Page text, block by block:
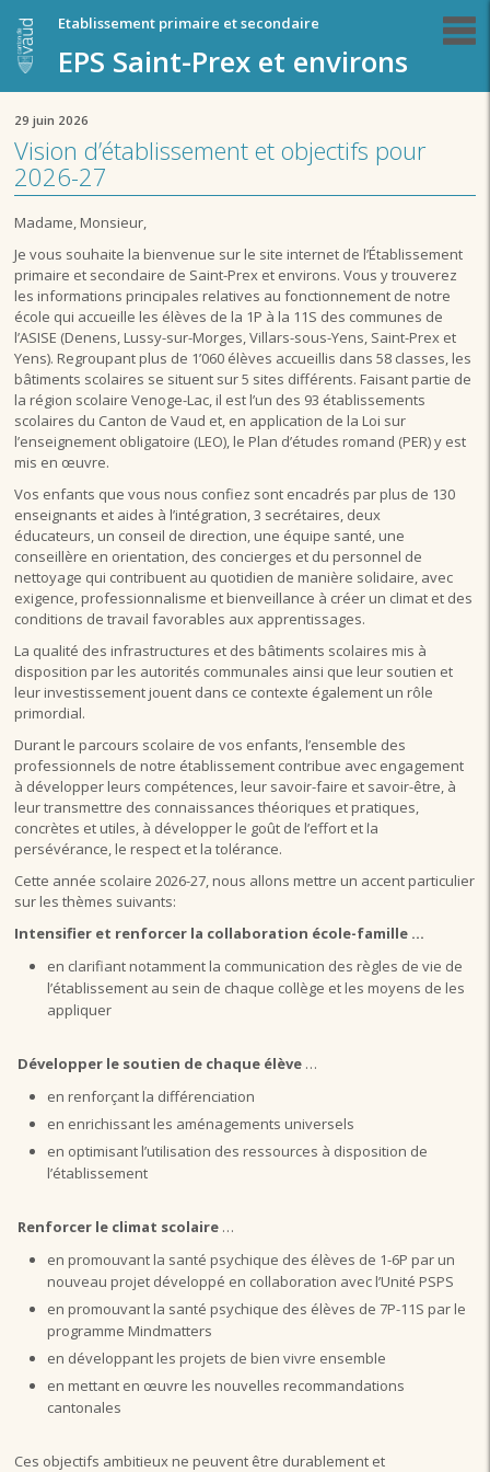
Etablissement primaire et secondaire
EPS Saint-Prex et environs
29 juin 2026
Vision d’établissement et objectifs pour
2026-27
Madame, Monsieur,
Je vous souhaite la bienvenue sur le site internet de l’Établissement
primaire et secondaire de Saint-Prex et environs. Vous y trouverez
les informations principales relatives au fonctionnement de notre
école qui accueille les élèves de la 1P à la 11S des communes de
l’ASISE (Denens, Lussy-sur-Morges, Villars-sous-Yens, Saint-Prex et
Yens). Regroupant plus de 1’060 élèves accueillis dans 58 classes, les
bâtiments scolaires se situent sur 5 sites différents. Faisant partie de
la région scolaire Venoge-Lac, il est l’un des 93 établissements
scolaires du Canton de Vaud et, en application de la Loi sur
l’enseignement obligatoire (LEO), le Plan d’études romand (PER) y est
mis en œuvre.
Vos enfants que vous nous confiez sont encadrés par plus de 130
enseignants et aides à l’intégration, 3 secrétaires, deux
éducateurs, un conseil de direction, une équipe santé, une
conseillère en orientation, des concierges et du personnel de
nettoyage qui contribuent au quotidien de manière solidaire, avec
exigence, professionnalisme et bienveillance à créer un climat et des
conditions de travail favorables aux apprentissages.
La qualité des infrastructures et des bâtiments scolaires mis à
disposition par les autorités communales ainsi que leur soutien et
leur investissement jouent dans ce contexte également un rôle
primordial.
Durant le parcours scolaire de vos enfants, l’ensemble des
professionnels de notre établissement contribue avec engagement
à développer leurs compétences, leur savoir-faire et savoir-être, à
leur transmettre des connaissances théoriques et pratiques,
concrètes et utiles, à développer le goût de l’effort et la
persévérance, le respect et la tolérance.
Cette année scolaire 2026-27, nous allons mettre un accent particulier
sur les thèmes suivants:
Intensifier et renforcer la collaboration école-famille …
en clarifiant notamment la communication des règles de vie de
l’établissement au sein de chaque collège et les moyens de les
appliquer
Développer le soutien de chaque élève …
en renforçant la différenciation
en enrichissant les aménagements universels
en optimisant l’utilisation des ressources à disposition de
l’établissement
Renforcer le climat scolaire …
en promouvant la santé psychique des élèves de 1-6P par un
nouveau projet développé en collaboration avec l’Unité PSPS
en promouvant la santé psychique des élèves de 7P-11S par le
programme Mindmatters
en développant les projets de bien vivre ensemble
en mettant en œuvre les nouvelles recommandations
cantonales
Ces objectifs ambitieux ne peuvent être durablement et